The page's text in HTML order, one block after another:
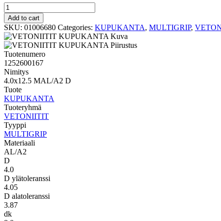
MULTIGRIP
KUPUKANTA
4.0x12.5
MAL/A2
D
quantity
Add to cart
SKU: 01006680 Categories: KUPUKANTA, MULTIGRIP,
Tuotenumero
1252600167
Nimitys
4.0x12.5 MAL/A2 D
Tuote
KUPUKANTA
Tuoteryhmä
VETONIITIT
Tyyppi
MULTIGRIP
Materiaali
AL/A2
D
4.0
D ylätoleranssi
4.05
D alatoleranssi
3.87
dk